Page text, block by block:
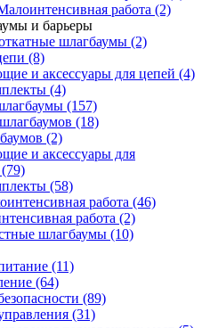
работа (2)
и барьеры
шлагбаумы (2)
(8)
и аксессуары для цепей (4)
(4)
(157)
(18)
(2)
и аксессуары для
(79)
(58)
работа (46)
работа (2)
шлагбаумы (10)
(11)
(64)
(89)
(31)